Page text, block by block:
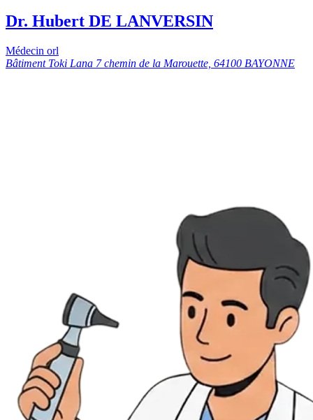
Dr. Hubert DE LANVERSIN
Médecin orl
Bâtiment Toki Lana 7 chemin de la Marouette, 64100 BAYONNE